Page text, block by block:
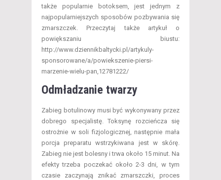
także popularnie botoksem, jest jednym z
najpopularniejszych sposobów pozbywania się
zmarszczek. Przeczytaj także artykuł o
powiększaniu biustu:
http://www.dziennikbaltycki.pl/artykuly-
sponsorowane/a/powiekszenie-piersi-
marzenie-wielu-pan,12781222/
Odmładzanie twarzy
Zabieg botulinowy musi być wykonywany przez
dobrego specjalistę. Toksynę rozcieńcza się
ostrożnie w soli fizjologicznej, następnie mała
porcja preparatu wstrzykiwana jest w skórę.
Zabieg nie jest bolesny i trwa około 15 minut. Na
efekty trzeba poczekać około 2-3 dni, w tym
czasie zaczynają znikać zmarszczki, proces